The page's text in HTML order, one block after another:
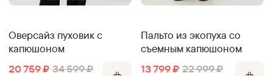
Оверсайз пуховик с
капюшоном
20 759 ₽ 34 599 ₽
Пальто из экопуха со
съемным капюшоном
13 799 ₽ 22 999 ₽